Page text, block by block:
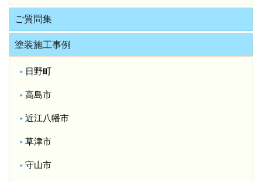
ご質問集
塗装施工事例
日野町
高島市
近江八幡市
草津市
守山市